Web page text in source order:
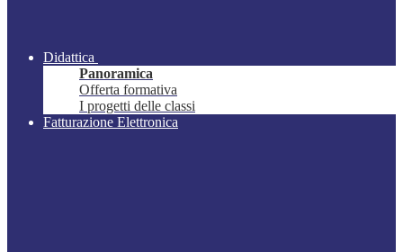
Didattica
Panoramica
Offerta formativa
I progetti delle classi
Fatturazione Elettronica